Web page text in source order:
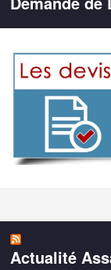
Actualité